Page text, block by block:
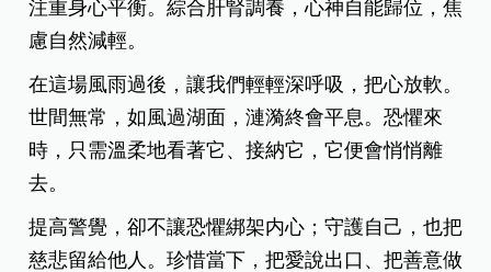
注重身心平衡。綜合肝腎調養，心神自能歸位，焦
慮自然減輕。
在這場風雨過後，讓我們輕輕深呼吸，把心放軟。
世間無常，如風過湖面，漣漪終會平息。恐懼來
時，只需溫柔地看著它、接納它，它便會悄悄離
去。
提高警覺，卻不讓恐懼綁架内心；守護自己，也把
慈悲留給他人。珍惜當下，把愛說出口、把善意做